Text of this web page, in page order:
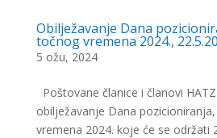
Obilježavanje Dana
točnog vremena 2024.,
5 ožu, 2024
Poštovane članice i članovi
obilježavanje Dana
vremena 2024. koje će se održati